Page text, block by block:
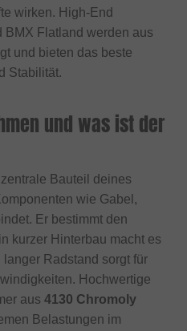
wirken. High-End
BMX Flatland werden aus
und bieten das beste
Stabilität.
und was ist der
Bauteil deines
wie Gabel,
Er bestimmt den
kurzer Hinterbau macht es
Radstand sorgt für
Hochwertige
aus 4130 Chromoly
Belastungen im